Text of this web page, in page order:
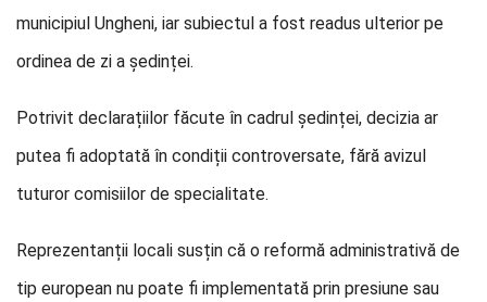
municipiul Ungheni, iar subiectul a fost readus ulterior pe
ordinea de zi a ședinței.
Potrivit declarațiilor făcute în cadrul ședinței, decizia ar
putea fi adoptată în condiții controversate, fără avizul
tuturor comisiilor de specialitate.
Reprezentanții locali susțin că o reformă administrativă de
tip european nu poate fi implementată prin presiune sau